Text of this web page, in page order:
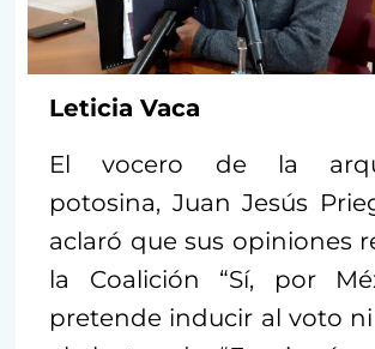
Leticia Vaca
El vocero de la
potosina, Juan Jesús
aclaró que sus opiniones
la Coalición “Sí, por
pretende inducir al voto